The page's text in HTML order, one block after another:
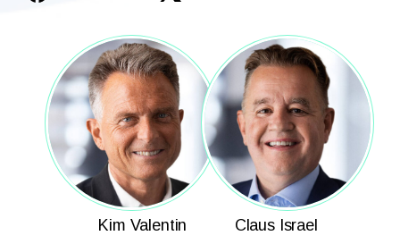
Kim Valentin
Claus Israel